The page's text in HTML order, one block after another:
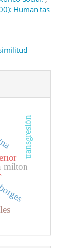
Humanitas
milton
transgresión